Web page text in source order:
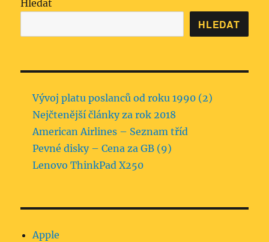
Hledat
HLEDAT
Vývoj platu poslanců od roku 1990 (2)
Nejčtenější články za rok 2018
American Airlines – Seznam tříd
Pevné disky – Cena za GB (9)
Lenovo ThinkPad X250
Apple